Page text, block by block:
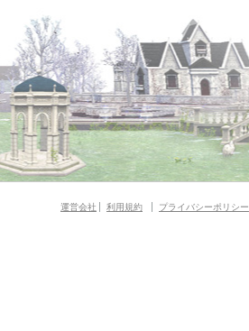
運営会社 利用規約 プライバシーポリシー